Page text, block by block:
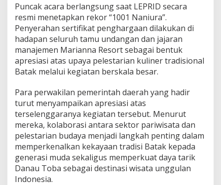
Puncak acara berlangsung saat LEPRID secara
resmi menetapkan rekor “1001 Naniura”.
Penyerahan sertifikat penghargaan dilakukan di
hadapan seluruh tamu undangan dan jajaran
manajemen Marianna Resort sebagai bentuk
apresiasi atas upaya pelestarian kuliner tradisional
Batak melalui kegiatan berskala besar.
Para perwakilan pemerintah daerah yang hadir
turut menyampaikan apresiasi atas
terselenggaranya kegiatan tersebut. Menurut
mereka, kolaborasi antara sektor pariwisata dan
pelestarian budaya menjadi langkah penting dalam
memperkenalkan kekayaan tradisi Batak kepada
generasi muda sekaligus memperkuat daya tarik
Danau Toba sebagai destinasi wisata unggulan
Indonesia.